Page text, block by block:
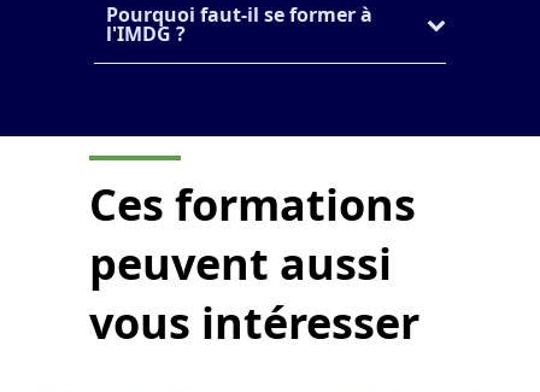
Pourquoi faut-il se former à
l'IMDG ?
Ces formations
peuvent aussi
vous intéresser